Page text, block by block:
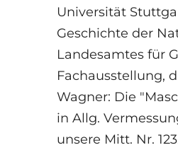
Universität
Geschichte der
Landesamtes für
Fachausstellung,
Wagner: Die
in Allg.
unsere Mitt. Nr.